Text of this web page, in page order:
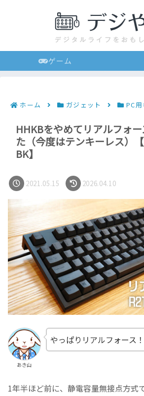
ゲーム
ホーム ガジェット PC
HHKBをやめてリアルフォ
た（今度はテンキーレス）
BK】
2021.05.15 2026.04.10
あき山
やっぱりリアルフォース！
1年半ほど前に、静電容量無接点方式